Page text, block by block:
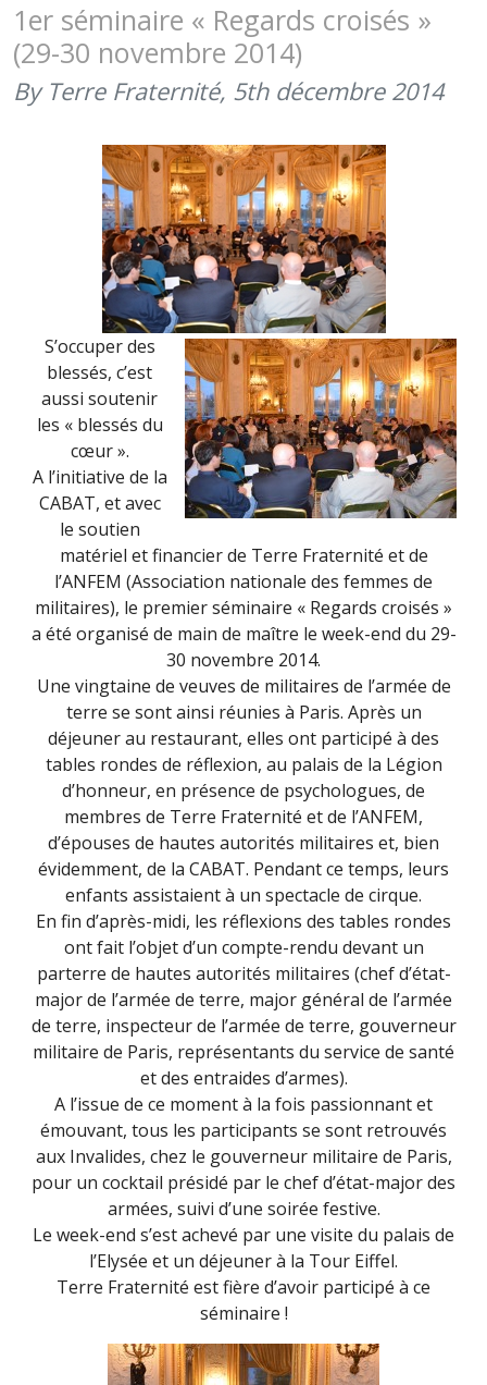
LA
SERGENT-
1er séminaire « Regards croisés »
(29-30 novembre 2014)
By Terre Fraternité, 5th décembre 2014
S’occuper des
blessés, c’est
aussi soutenir
les « blessés du
cœur ».
A l’initiative de la
CABAT, et avec
le soutien
matériel et financier de Terre Fraternité et de
l’ANFEM (Association nationale des femmes de
militaires), le premier séminaire « Regards croisés »
a été organisé de main de maître le week-end du 29-
30 novembre 2014.
Une vingtaine de veuves de militaires de l’armée de
terre se sont ainsi réunies à Paris. Après un
déjeuner au restaurant, elles ont participé à des
tables rondes de réflexion, au palais de la Légion
d’honneur, en présence de psychologues, de
membres de Terre Fraternité et de l’ANFEM,
d’épouses de hautes autorités militaires et, bien
évidemment, de la CABAT. Pendant ce temps, leurs
enfants assistaient à un spectacle de cirque.
En fin d’après-midi, les réflexions des tables rondes
ont fait l’objet d’un compte-rendu devant un
parterre de hautes autorités militaires (chef d’état-
major de l’armée de terre, major général de l’armée
de terre, inspecteur de l’armée de terre, gouverneur
militaire de Paris, représentants du service de santé
et des entraides d’armes).
A l’issue de ce moment à la fois passionnant et
émouvant, tous les participants se sont retrouvés
aux Invalides, chez le gouverneur militaire de Paris,
pour un cocktail présidé par le chef d’état-major des
armées, suivi d’une soirée festive.
Le week-end s’est achevé par une visite du palais de
l’Elysée et un déjeuner à la Tour Eiffel.
Terre Fraternité est fière d’avoir participé à ce
séminaire !